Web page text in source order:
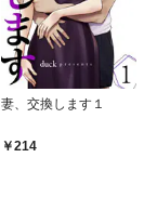
妻、交換します１
214